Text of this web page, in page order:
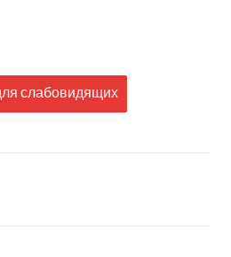
слабовидящих